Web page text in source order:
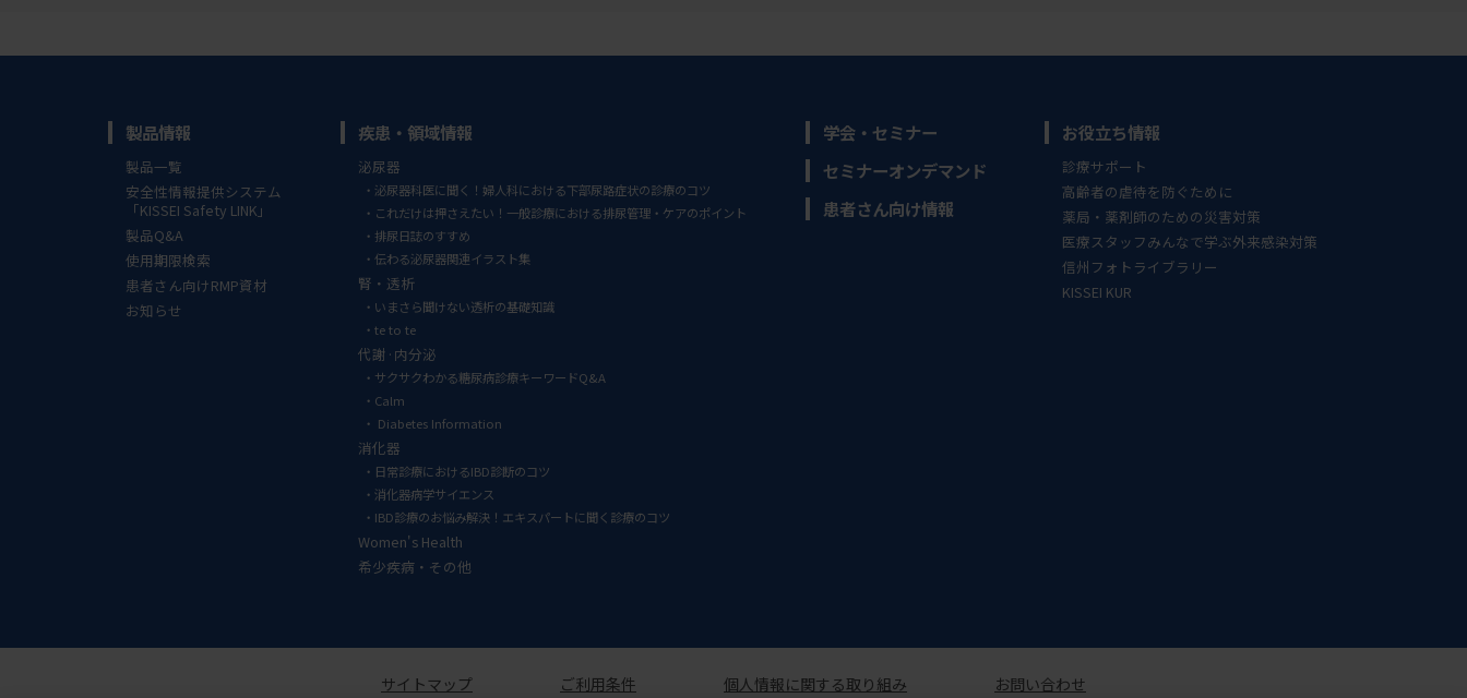
製品情報
製品一覧
安全性情報提供システム
「KISSEI Safety LINK」
製品Q&A
使用期限検索
患者さん向けRMP資材
お知らせ
疾患・領域情報
泌尿器
泌尿器科医に聞く！婦人科における下部尿路症状の診療のコツ
これだけは押さえたい！一般診療における排尿管理・ケアのポイント
排尿日誌のすすめ
伝わる泌尿器関連イラスト集
腎・透析
いまさら聞けない透析の基礎知識
te to te
代謝·内分泌
サクサクわかる糖尿病診療キーワードQ&A
Calm
Diabetes Information
消化器
日常診療におけるIBD診断のコツ
消化器病学サイエンス
IBD診療のお悩み解決！エキスパートに聞く診療のコツ
Women's Health
希少疾病・その他
学会・セミナー
セミナーオンデマンド
患者さん向け情報
お役立ち情報
診療サポート
高齢者の虐待を防ぐために
薬局・薬剤師のための災害対策
医療スタッフみんなで学ぶ外来感染対策
信州フォトライブラリー
KISSEI KUR
サイトマップ ご利用条件 個人情報に関する取り組み お問い合わせ